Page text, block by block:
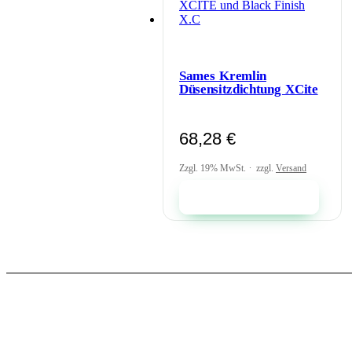
Sames Kremlin
Düsensitzdichtung XCite
68,28 €
Zzgl. 19% MwSt. zzgl. Versand